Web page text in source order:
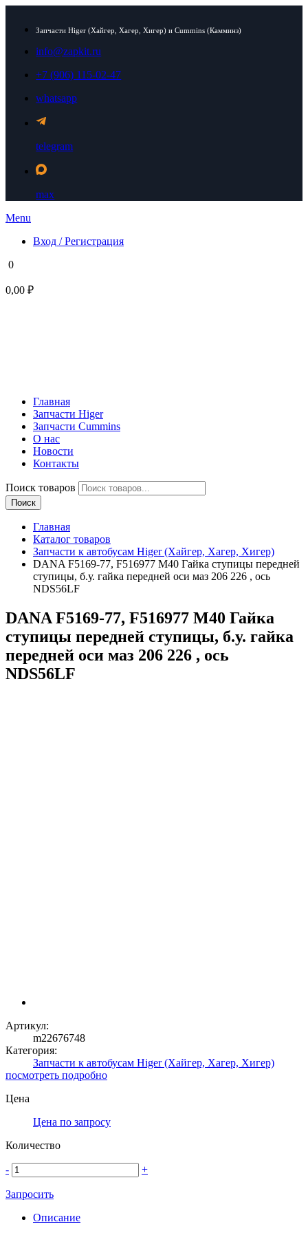
Запчасти Higer (Хайгер, Хагер, Хигер) и Cummins (Камминз)
info@zapkit.ru
+7 (906) 115-02-47
whatsapp
telegram
max
Menu
Вход / Регистрация
0
0,00 ₽
Главная
Запчасти Higer
Запчасти Cummins
О нас
Новости
Контакты
Поиск товаров
Поиск
Главная
Каталог товаров
Запчасти к автобусам Higer (Хайгер, Хагер, Хигер)
DANA F5169-77, F516977 М40 Гайка ступицы передней
ступицы, б.у. гайка передней оси маз 206 226 , ось
NDS56LF
DANA F5169-77, F516977 М40 Гайка
ступицы передней ступицы, б.у. гайка
передней оси маз 206 226 , ось
NDS56LF
Артикул:
m22676748
Категория:
Запчасти к автобусам Higer (Хайгер, Хагер, Хигер)
посмотреть подробно
Цена
Цена по запросу
Количество
- +
Запросить
Описание